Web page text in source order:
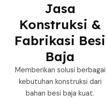
Jasa
Konstruksi &
Fabrikasi Besi
Baja
Memberikan solusi berbagai
kebutuhan konstruksi dari
bahan besi baja kuat.